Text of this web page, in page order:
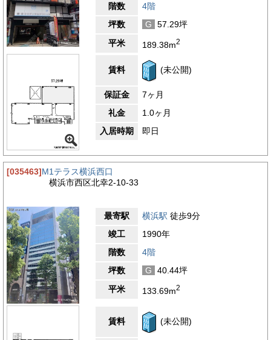
階数
4階
坪数
G
57.29坪
平米
189.38m2
賃料 (未公開)
保証金
7ヶ月
礼金
1.0ヶ月
入居時期
即日
[035463]M1テラス横浜西口
横浜市西区北幸2-10-33
最寄駅 横浜駅 徒歩9分
竣工
1990年
階数
4階
坪数
G
40.44坪
平米
133.69m2
賃料 (未公開)